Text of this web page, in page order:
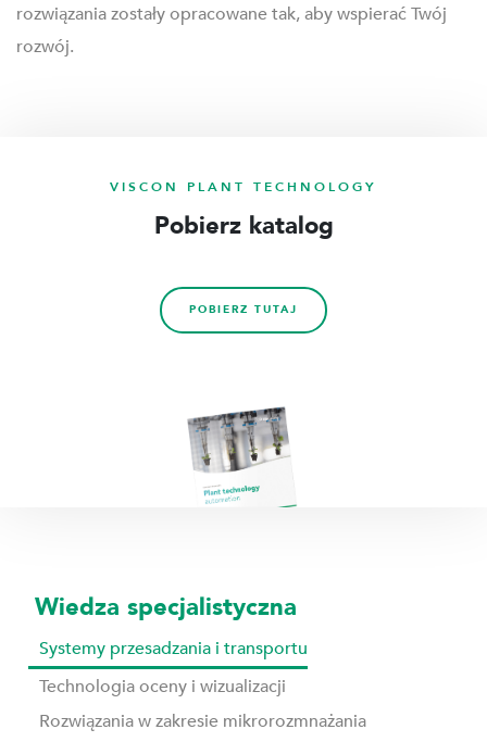
rozwiązania zostały opracowane tak, aby wspierać Twój
rozwój.
VISCON PLANT TECHNOLOGY
Pobierz katalog
POBIERZ TUTAJ
Wiedza specjalistyczna
Systemy przesadzania i transportu
Technologia oceny i wizualizacji
Rozwiązania w zakresie mikrorozmnażania